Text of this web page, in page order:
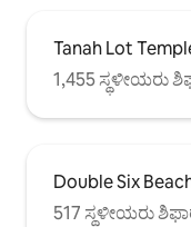
Tanah Lot
1,455 ಸ್ಥಳೀಯರು
Double Six
517 ಸ್ಥಳೀಯರು